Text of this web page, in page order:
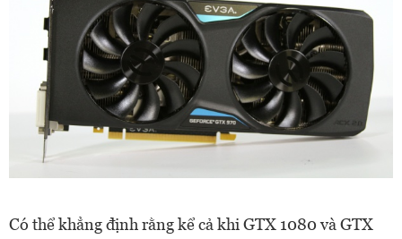
Có thể khẳng định rằng kể cả khi GTX 1080 và GTX